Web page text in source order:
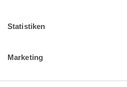
Statistiken
Marketing
Muster Widerrufsformular (PDF)
Barrierefreiheit